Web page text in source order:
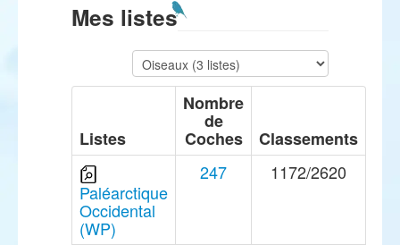
Mes listes
Listes
Nombre
de
Coches Classements
Paléarctique
Occidental
(WP)
247 1172/2620